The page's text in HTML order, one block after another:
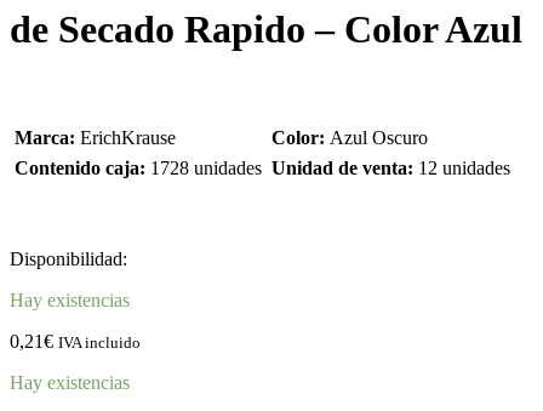
de Secado Rapido – Color Azul
Marca: ErichKrause Color: Azul Oscuro
Contenido caja: 1728 unidades Unidad de venta: 12 unidades
Disponibilidad:
Hay existencias
0,21€ IVA incluido
Hay existencias